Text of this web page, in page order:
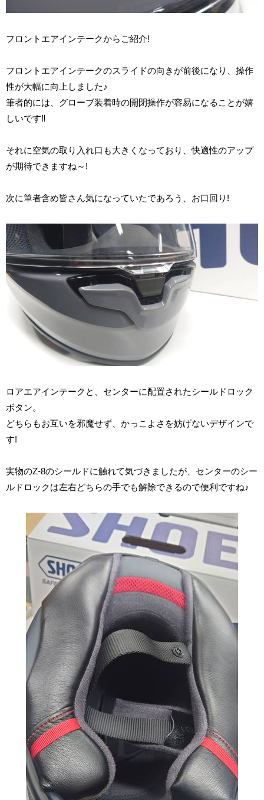
フロントエアインテークからご紹介!
フロントエアインテークのスライドの向きが前後になり、操作
性が大幅に向上しました♪
筆者的には、グローブ装着時の開閉操作が容易になることが嬉
しいです‼
それに空気の取り入れ口も大きくなっており、快適性のアップ
が期待できますね～!
次に筆者含め皆さん気になっていたであろう、お口回り!
ロアエアインテークと、センターに配置されたシールドロック
ボタン。
どちらもお互いを邪魔せず、かっこよさを妨げないデザインで
す!
実物のZ-8のシールドに触れて気づきましたが、センターのシー
ルドロックは左右どちらの手でも解除できるので便利ですね♪